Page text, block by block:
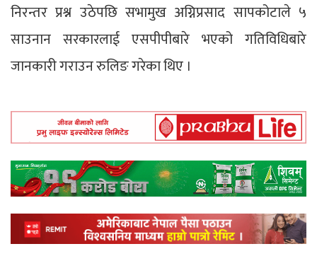
निरन्तर प्रश्न उठेपछि सभामुख अग्निप्रसाद सापकोटाले ५
साउनान सरकारलाई एसपीपीबारे भएको गतिविधिबारे
जानकारी गराउन रुलिङ गरेका थिए ।